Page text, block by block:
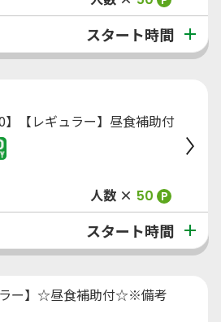
スタート時間
】【レギュラー】昼食補助付
人数 × 50 P
スタート時間
ー】☆昼食補助付☆※備考